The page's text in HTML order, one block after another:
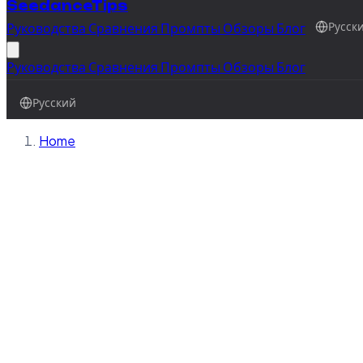
SeedanceTips
Руководства Сравнения Промпты Обзоры Блог
Руководства Сравнения Промпты Обзоры Блог
Русский
Home